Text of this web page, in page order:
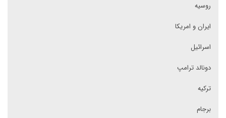
روسیه
ایران و امریکا
اسرائیل
دونالد ترامپ
ترکیه
برجام